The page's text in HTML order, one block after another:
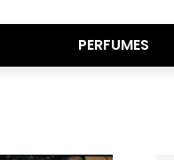
PERFUMES